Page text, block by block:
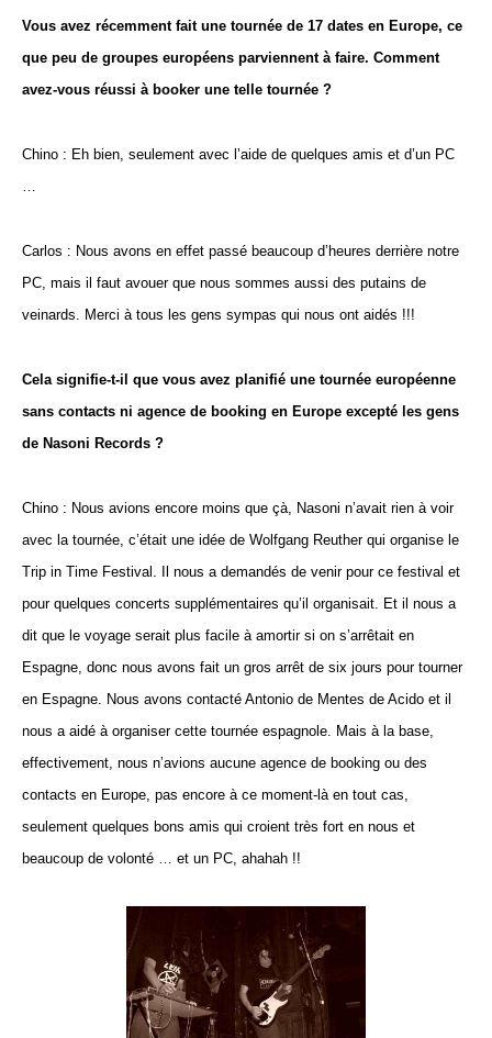
Vous avez récemment fait une tournée de 17 dates en Europe, ce
que peu de groupes européens parviennent à faire. Comment
avez-vous réussi à booker une telle tournée ?
Chino : Eh bien, seulement avec l’aide de quelques amis et d’un PC
Carlos : Nous avons en effet passé beaucoup d’heures derrière notre
PC, mais il faut avouer que nous sommes aussi des putains de
veinards. Merci à tous les gens sympas qui nous ont aidés !!!
Cela signifie-t-il que vous avez planifié une tournée européenne
sans contacts ni agence de booking en Europe excepté les gens
de Nasoni Records ?
Chino : Nous avions encore moins que çà, Nasoni n’avait rien à voir
avec la tournée, c’était une idée de Wolfgang Reuther qui organise le
Trip in Time Festival. Il nous a demandés de venir pour ce festival et
pour quelques concerts supplémentaires qu’il organisait. Et il nous a
dit que le voyage serait plus facile à amortir si on s’arrêtait en
Espagne, donc nous avons fait un gros arrêt de six jours pour tourner
en Espagne. Nous avons contacté Antonio de Mentes de Acido et il
nous a aidé à organiser cette tournée espagnole. Mais à la base,
effectivement, nous n’avions aucune agence de booking ou des
contacts en Europe, pas encore à ce moment-là en tout cas,
seulement quelques bons amis qui croient très fort en nous et
beaucoup de volonté … et un PC, ahahah !!